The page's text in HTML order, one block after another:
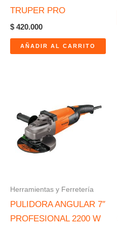
TRUPER PRO
$ 420.000
AÑADIR AL CARRITO
Herramientas y Ferretería
PULIDORA ANGULAR 7″
PROFESIONAL 2200 W